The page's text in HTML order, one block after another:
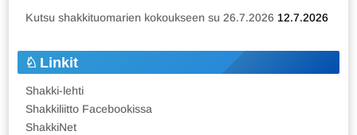
Kutsu shakkituomarien kokoukseen su 26.7.2026 12.7.2026
Linkit
Shakki-lehti
Shakkiliitto Facebookissa
ShakkiNet